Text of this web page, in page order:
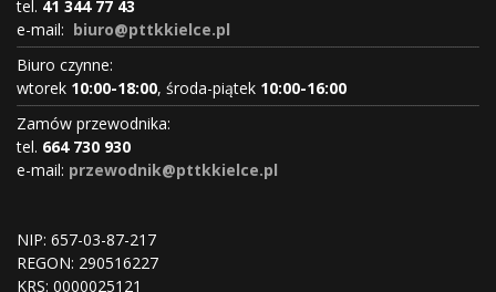
tel. 41 344 77 43
e-mail: biuro@pttkkielce.pl
Biuro czynne:
wtorek 10:00-18:00, środa-piątek 10:00-16:00
Zamów przewodnika:
tel. 664 730 930
e-mail: przewodnik@pttkkielce.pl
NIP: 657-03-87-217
REGON: 290516227
KRS: 0000025121